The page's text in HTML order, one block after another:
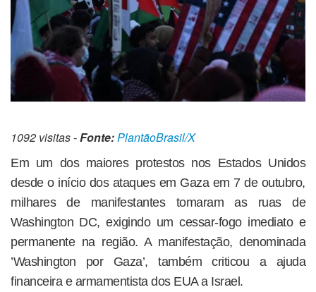
1092 visitas -Fonte:PlantãoBrasil/X
Em um dos maiores protestos nos Estados Unidos
desde o início dos ataques em Gaza em 7 de outubro,
milhares de manifestantes tomaram as ruas de
Washington DC, exigindo um cessar-fogo imediato e
permanente na região. A manifestação, denominada
’Washington por Gaza’, também criticou a ajuda
financeira e armamentista dos EUA a Israel.